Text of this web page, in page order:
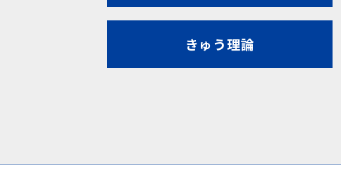
きゅう理論